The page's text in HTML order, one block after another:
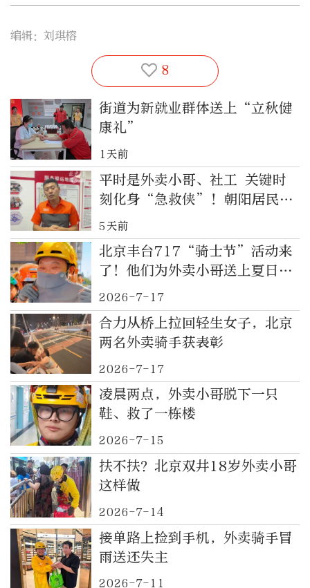
编辑：刘琪榕
8
街道为新就业群体送上“立秋健
康礼”
1天前
平时是外卖小哥、社工 关键时
刻化身“急救侠”！朝阳居民有
了身边的守护者
5天前
北京丰台717“骑士节”活动来
了！他们为外卖小哥送上夏日
“清凉礼包”
2026-7-17
合力从桥上拉回轻生女子，北京
两名外卖骑手获表彰
2026-7-17
凌晨两点，外卖小哥脱下一只
鞋、救了一栋楼
2026-7-15
扶不扶？北京双井18岁外卖小哥
这样做
2026-7-14
接单路上捡到手机，外卖骑手冒
雨送还失主
2026-7-11